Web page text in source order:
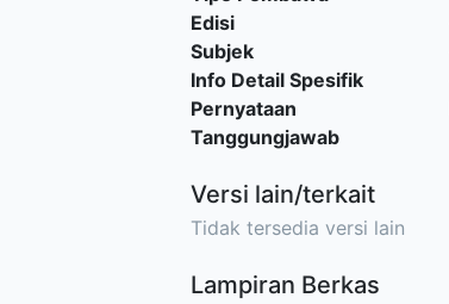
Edisi
Subjek
Info Detail Spesifik
Pernyataan
Tanggungjawab
Versi lain/terkait
Tidak tersedia versi lain
Lampiran Berkas